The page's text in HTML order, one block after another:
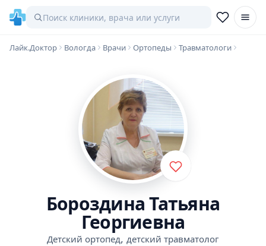
Лайк.Доктор Вологда Врачи Ортопеды Травматологи
Бороздина Татьяна
Георгиевна
Детский ортопед, детский травматолог